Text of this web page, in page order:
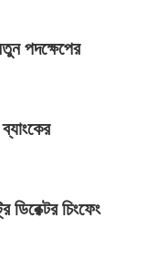
পদক্ষেপের
ডিরেক্টর চিংফেং